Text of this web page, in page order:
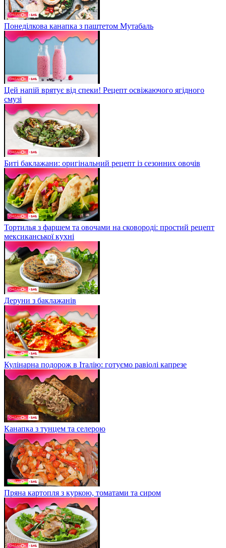
Понеділкова канапка з паштетом Мутабаль
Цей напій врятує від спеки! Рецепт освіжаючого ягідного
смузі
Биті баклажани: оригінальний рецепт із сезонних овочів
Тортилья з фаршем та овочами на сковороді: простий рецепт
мексиканської кухні
Деруни з баклажанів
Кулінарна подорож в Італію: готуємо равіолі капрезе
Канапка з тунцем та селерою
Пряна картопля з куркою, томатами та сиром